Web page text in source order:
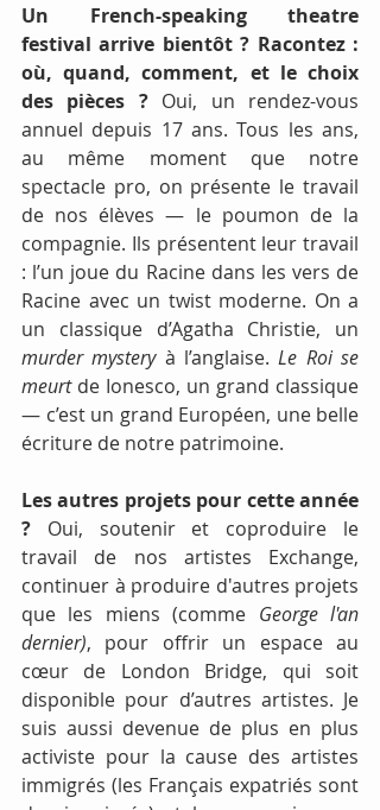
Un French-speaking theatre
festival arrive bientôt ? Racontez :
où, quand, comment, et le choix
des pièces ? Oui, un rendez-vous
annuel depuis 17 ans. Tous les ans,
au même moment que notre
spectacle pro, on présente le travail
de nos élèves — le poumon de la
compagnie. Ils présentent leur travail
: l’un joue du Racine dans les vers de
Racine avec un twist moderne. On a
murder mystery à l’anglaise. Le Roi se
meurt de Ionesco, un grand classique
— c’est un grand Européen, une belle
écriture de notre patrimoine.
Les autres projets pour cette année
? Oui, soutenir et coproduire le
travail de nos artistes Exchange,
continuer à produire d'autres projets
que les miens (comme George l'an
dernier), pour offrir un espace au
cœur de London Bridge, qui soit
disponible pour d’autres artistes. Je
suis aussi devenue de plus en plus
activiste pour la cause des artistes
immigrés (les Français expatriés sont